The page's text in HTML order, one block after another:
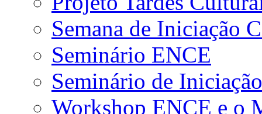
Semana de Iniciação
Seminário ENCE
Seminário de
Workshop ENCE e o